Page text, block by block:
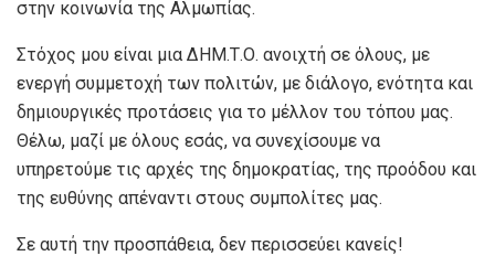
στην κοινωνία της Αλμωπίας.
Στόχος μου είναι μια ΔΗΜ.Τ.Ο. ανοιχτή σε όλους, με
ενεργή συμμετοχή των πολιτών, με διάλογο, ενότητα και
δημιουργικές προτάσεις για το μέλλον του τόπου μας.
Θέλω, μαζί με όλους εσάς, να συνεχίσουμε να
υπηρετούμε τις αρχές της δημοκρατίας, της προόδου και
της ευθύνης απέναντι στους συμπολίτες μας.
Σε αυτή την προσπάθεια, δεν περισσεύει κανείς!